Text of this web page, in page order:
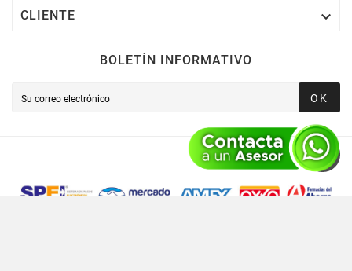
CLIENTE 
BOLETÍN INFORMATIVO
OK